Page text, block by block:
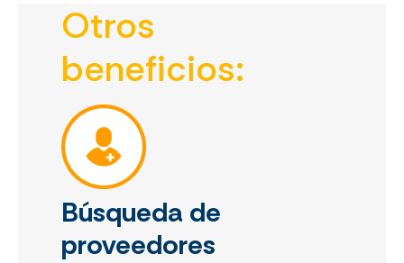
Otros
beneficios:
Búsqueda de
proveedores